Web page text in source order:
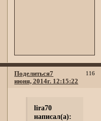
Поделиться 116
7
июня, 2014г. 12:15:22
lira70
написал(а):